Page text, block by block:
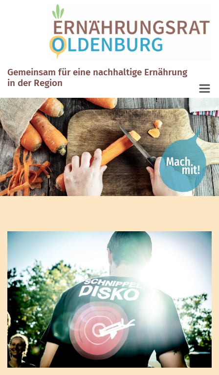
Gemeinsam für eine nachhaltige Ernährung
in der Region